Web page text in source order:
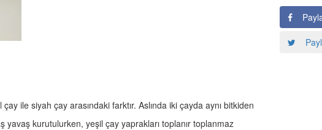
ile siyah çay arasındaki farktır. Aslında iki çayda aynı bitkiden
kurutulurken, yeşil çay yaprakları toplanır toplanmaz